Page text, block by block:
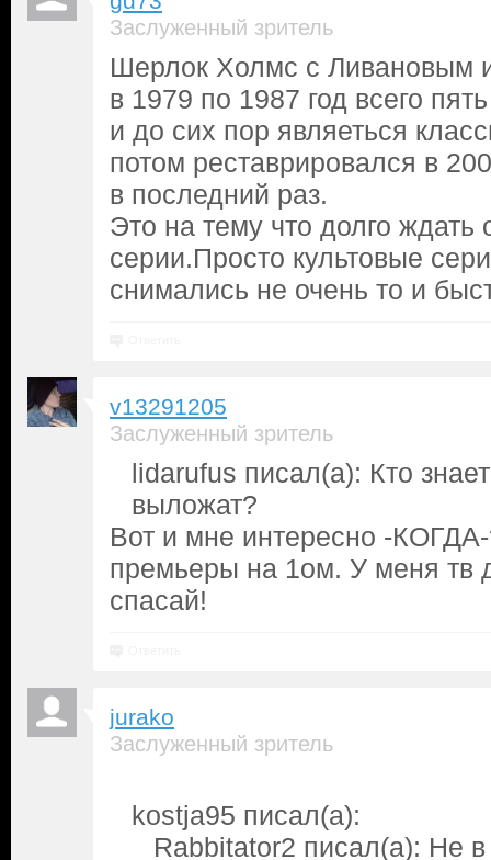
Заслуженный зритель
Шерлок Холмс с
в 1979 по 1987 год всего
и до сих пор являеться
потом реставрировался в
в последний раз.
Это на тему что долго ждать
серии.Просто культовые
снимались не очень то и
v13291205
Заслуженный зритель
lidarufus писал(а): Кто
выложат?
Вот и мне интересно -
премьеры на 1ом. У меня тв
спасай!
jurako
Заслуженный зритель
kostja95 писал(а):
Rabbitator2 писал(а): Не